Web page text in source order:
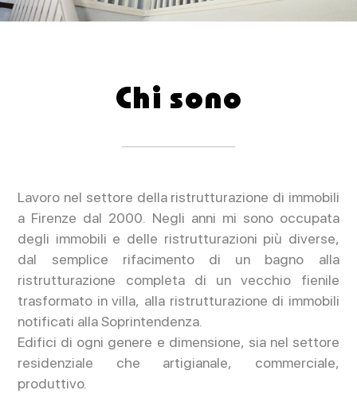
Chi sono
Lavoro nel settore della ristrutturazione di immobili
a Firenze dal 2000. Negli anni mi sono occupata
degli immobili e delle ristrutturazioni più diverse,
dal semplice rifacimento di un bagno alla
ristrutturazione completa di un vecchio fienile
trasformato in villa, alla ristrutturazione di immobili
notificati alla Soprintendenza.
Edifici di ogni genere e dimensione, sia nel settore
residenziale che artigianale, commerciale,
produttivo.